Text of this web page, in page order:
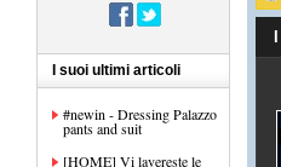
I suoi ultimi articoli
#newin - Dressing Palazzo
pants and suit
[HOME] Vi lavereste le